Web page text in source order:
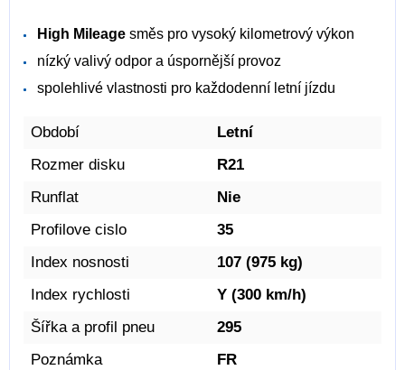
High Mileage směs pro vysoký kilometrový výkon
nízký valivý odpor a úspornější provoz
spolehlivé vlastnosti pro každodenní letní jízdu
Období
Letní
Rozmer disku
R21
Runflat
Nie
Profilove cislo
35
Index nosnosti
107 (975 kg)
Index rychlosti
Y (300 km/h)
Šířka a profil pneu
295
Poznámka
FR